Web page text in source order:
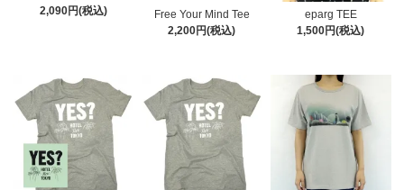
2,090円(税込)
Free Your Mind Tee
2,200円(税込)
eparg TEE
1,500円(税込)